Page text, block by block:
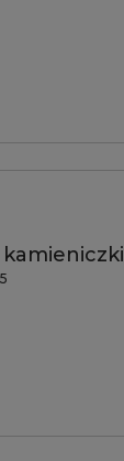
kamieniczki